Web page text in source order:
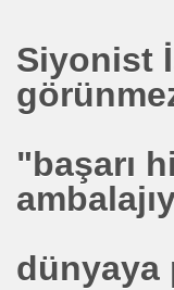
Siyonist
"başarı
dünyaya
AYDAL
avantajı
BOZOK -19